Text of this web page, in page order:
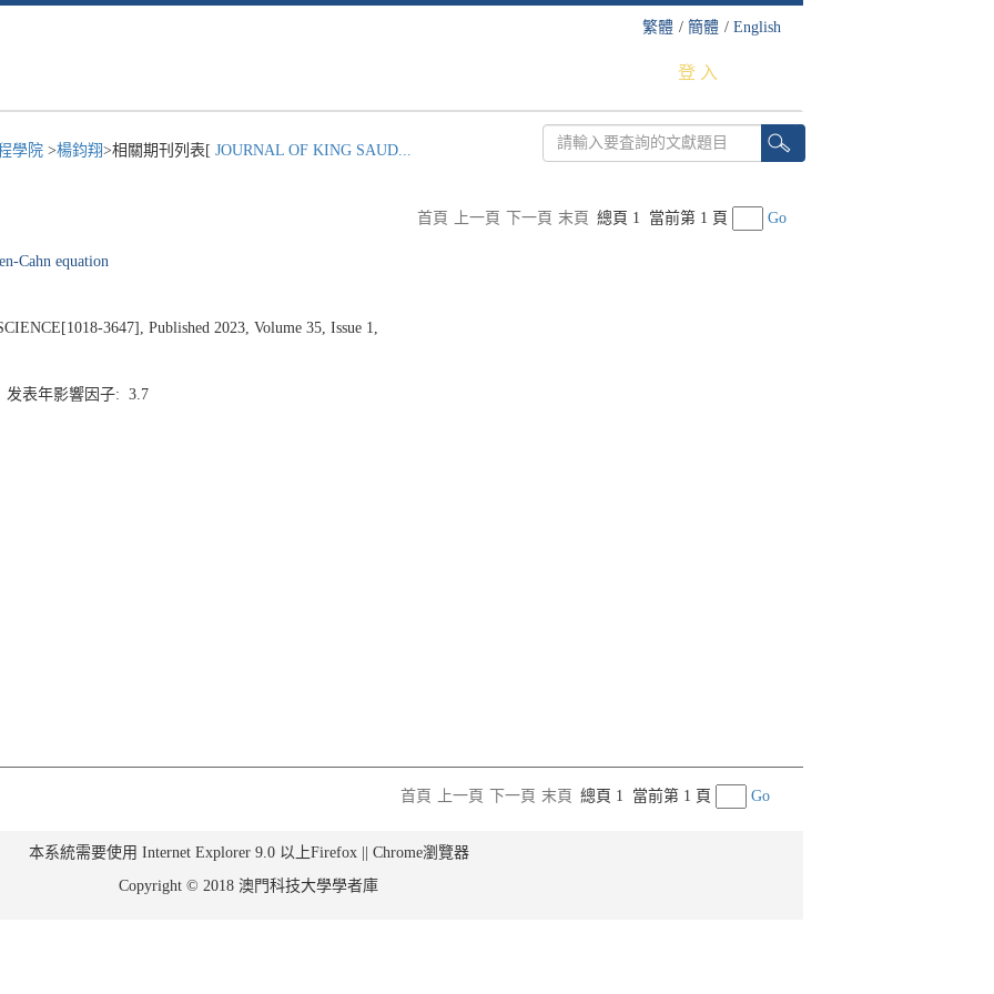
繁體 / 簡體 / English
登 入
學院 >楊鈞翔>相關期刊列表[ JOURNAL OF KING SAUD...
首頁 上一頁 下一頁 末頁 總頁 1 當前第 1 頁 Go
Cahn equation
3647], Published 2023, Volume 35, Issue 1,
发表年影響因子: 3.7
首頁
上一頁 下一頁 末頁 總頁 1 當前第 1 頁 Go
本系統需要使用 Internet Explorer 9.0 以上Firefox || Chrome瀏覽器
Copyright © 2018 澳門科技大學學者庫